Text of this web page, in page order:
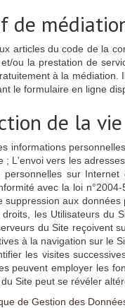
de
articles du code de la
ou la prestation de
à la médiation.
le formulaire en ligne
de la
informations
; L'envoi vers les
personnelles sur
avec la loi
suppression aux
les Utilisateurs du
du Site reçoivent
à la navigation sur le
les visites
peuvent employer les
Site peut se révéler
de Gestion des